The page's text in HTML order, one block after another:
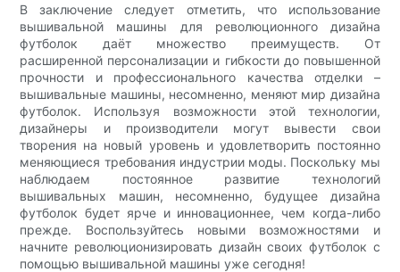
В заключение следует отметить, что использование
вышивальной машины для революционного дизайна
футболок даёт множество преимуществ. От
расширенной персонализации и гибкости до повышенной
прочности и профессионального качества отделки –
вышивальные машины, несомненно, меняют мир дизайна
футболок. Используя возможности этой технологии,
дизайнеры и производители могут вывести свои
творения на новый уровень и удовлетворить постоянно
меняющиеся требования индустрии моды. Поскольку мы
наблюдаем постоянное развитие технологий
вышивальных машин, несомненно, будущее дизайна
футболок будет ярче и инновационнее, чем когда-либо
прежде. Воспользуйтесь новыми возможностями и
начните революционизировать дизайн своих футболок с
помощью вышивальной машины уже сегодня!